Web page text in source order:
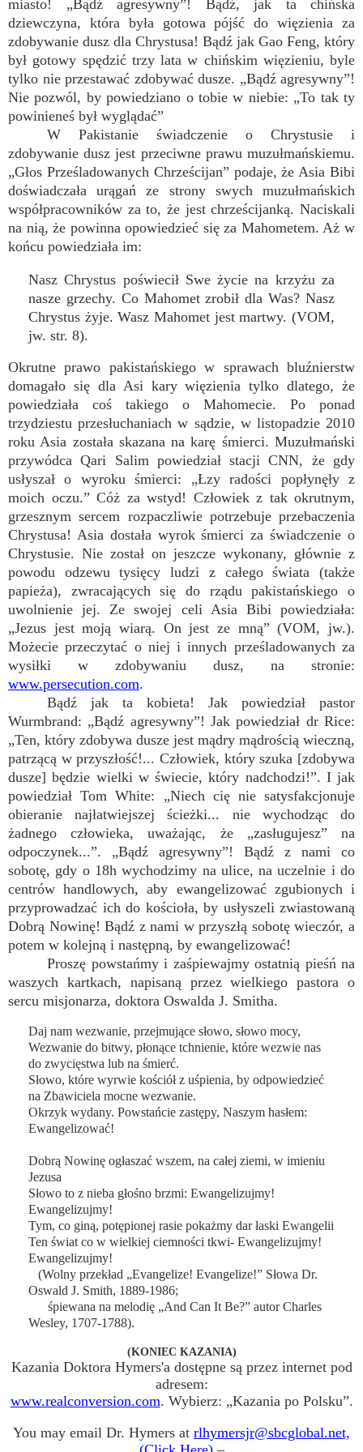
miasto! „Bądź agresywny”! Bądź, jak ta chińska
dziewczyna, która była gotowa pójść do więzienia za
zdobywanie dusz dla Chrystusa! Bądź jak Gao Feng, który
był gotowy spędzić trzy lata w chińskim więzieniu, byle
tylko nie przestawać zdobywać dusze. „Bądź agresywny”!
Nie pozwól, by powiedziano o tobie w niebie: „To tak ty
powinieneś był wyglądać”
W Pakistanie świadczenie o Chrystusie i
zdobywanie dusz jest przeciwne prawu muzułmańskiemu.
„Głos Prześladowanych Chrześcijan” podaje, że Asia Bibi
doświadczała urągań ze strony swych muzułmańskich
współpracowników za to, że jest chrześcijanką. Naciskali
na nią, że powinna opowiedzieć się za Mahometem. Aż w
końcu powiedziała im:
Nasz Chrystus poświecił Swe życie na krzyżu za
nasze grzechy. Co Mahomet zrobił dla Was? Nasz
Chrystus żyje. Wasz Mahomet jest martwy. (VOM,
jw. str. 8).
Okrutne prawo pakistańskiego w sprawach bluźnierstw
domagało się dla Asi kary więzienia tylko dlatego, że
powiedziała coś takiego o Mahomecie. Po ponad
trzydziestu przesłuchaniach w sądzie, w listopadzie 2010
roku Asia została skazana na karę śmierci. Muzułmański
przywódca Qari Salim powiedział stacji CNN, że gdy
usłyszał o wyroku śmierci: „Łzy radości popłynęły z
moich oczu.” Cóż za wstyd! Człowiek z tak okrutnym,
grzesznym sercem rozpaczliwie potrzebuje przebaczenia
Chrystusa! Asia dostała wyrok śmierci za świadczenie o
Chrystusie. Nie został on jeszcze wykonany, głównie z
powodu odzewu tysięcy ludzi z całego świata (także
papieża), zwracających się do rządu pakistańskiego o
uwolnienie jej. Ze swojej celi Asia Bibi powiedziała:
„Jezus jest moją wiarą. On jest ze mną” (VOM, jw.).
Możecie przeczytać o niej i innych prześladowanych za
wysiłki w zdobywaniu dusz, na stronie:
www.persecution.com.
Bądź jak ta kobieta! Jak powiedział pastor
Wurmbrand: „Bądź agresywny”! Jak powiedział dr Rice:
„Ten, który zdobywa dusze jest mądry mądrością wieczną,
patrzącą w przyszłość!... Człowiek, który szuka [zdobywa
dusze] będzie wielki w świecie, który nadchodzi!”. I jak
powiedział Tom White: „Niech cię nie satysfakcjonuje
obieranie najłatwiejszej ścieżki... nie wychodząc do
żadnego człowieka, uważając, że „zasługujesz” na
odpoczynek...”. „Bądź agresywny”! Bądź z nami co
sobotę, gdy o 18h wychodzimy na ulice, na uczelnie i do
centrów handlowych, aby ewangelizować zgubionych i
przyprowadzać ich do kościoła, by usłyszeli zwiastowaną
Dobrą Nowinę! Bądź z nami w przyszłą sobotę wieczór, a
potem w kolejną i następną, by ewangelizować!
Proszę powstańmy i zaśpiewajmy ostatnią pieśń na
waszych kartkach, napisaną przez wielkiego pastora o
sercu misjonarza, doktora Oswalda J. Smitha.
Daj nam wezwanie, przejmujące słowo, słowo mocy,
Wezwanie do bitwy, płonące tchnienie, które wezwie nas
do zwycięstwa lub na śmierć.
Słowo, które wyrwie kościół z uśpienia, by odpowiedzieć
na Zbawiciela mocne wezwanie.
Okrzyk wydany. Powstańcie zastępy, Naszym hasłem:
Ewangelizować!
Dobrą Nowinę ogłaszać wszem, na całej ziemi, w imieniu
Jezusa
Słowo to z nieba głośno brzmi: Ewangelizujmy!
Ewangelizujmy!
Tym, co giną, potępionej rasie pokażmy dar łaski Ewangelii
Ten świat co w wielkiej ciemności tkwi- Ewangelizujmy!
Ewangelizujmy!
(Wolny przekład „Evangelize! Evangelize!” Słowa Dr.
Oswald J. Smith, 1889-1986;
śpiewana na melodię „And Can It Be?” autor Charles
Wesley, 1707-1788).
(KONIEC KAZANIA)
Kazania Doktora Hymers'a dostępne są przez internet pod
adresem:
www.realconversion.com. Wybierz: „Kazania po Polsku”.
You may email Dr. Hymers at rlhymersjr@sbcglobal.net,